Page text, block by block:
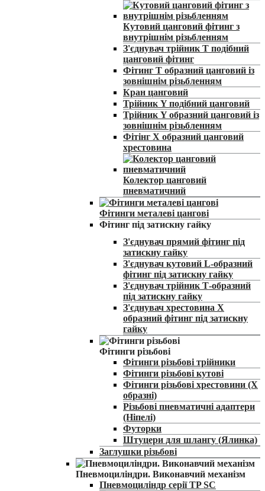
Кутовий цанговий фітинг з
внутрішнім різьбленням
З'єднувач трійник Т подібний
цанговий фітинг
Фітинг Т образний цанговий із
зовнішнім різьбленням
Кран цанговий
Трійник Y подібний цанговий
Трійник Y образний цанговий із
зовнішнім різьбленням
Фітінг Х образний цанговий
хрестовина
Колектор цанговий
пневматичний
Фітинги металеві цангові
Фітинг під затискну гайку
З'єднувач прямий фітинг під
затискну гайку
З'єднувач кутовий L-образний
фітинг під затискну гайку
З'єднувач трійник Т-образний
під затискну гайку
З'єднувач хрестовина X
образний фітинг під затискну
гайку
Фітинги різьбові
Фітинги різьбові трійники
Фітинги різьбові кутові
Фітинги різьбові хрестовини (Х
образні)
Різьбові пневматичні адаптери
(Ніпелі)
Футорки
Штуцери для шлангу (Ялинка)
Заглушки різьбові
Пневмоциліндри. Виконавчий механізм
Пневмоциліндр серії TP SC